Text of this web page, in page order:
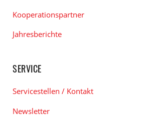
Kooperationspartner
Jahresberichte
SERVICE
Servicestellen / Kontakt
Newsletter